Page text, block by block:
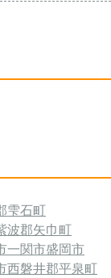
雫石町
波郡矢巾町
一関市盛岡市
西磐井郡平泉町